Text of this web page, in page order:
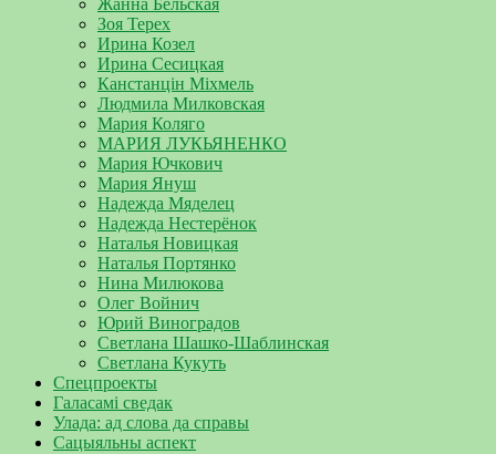
Жанна Бельская
Зоя Терех
Ирина Козел
Ирина Сесицкая
Канстанцін Міхмель
Людмила Милковская
Мария Коляго
МАРИЯ ЛУКЬЯНЕНКО
Мария Ючкович
Мария Януш
Надежда Мяделец
Надежда Нестерёнок
Наталья Новицкая
Наталья Портянко
Нина Милюкова
Олег Войнич
Юрий Виноградов
Светлана Шашко-Шаблинская
Светлана Кукуть
Спецпроекты
Галасамі сведак
Улада: ад слова да справы
Сацыяльны аспект